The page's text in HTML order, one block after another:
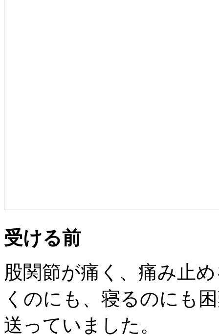
受ける前
股関節が痛く、痛み止
くのにも、寝るのにも
送っていました。